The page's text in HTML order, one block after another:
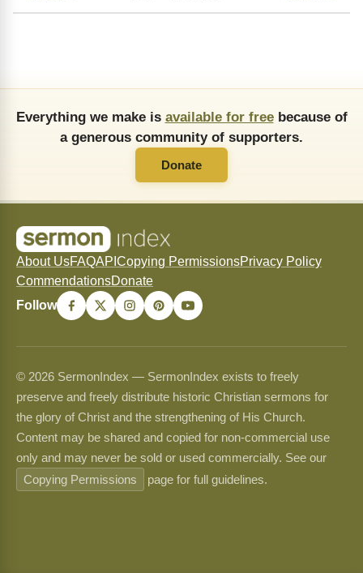
Everything we make is available for freebecause of
a generous community of supporters.
Donate
About UsFAQAPI Copying PermissionsPrivacy Policy
CommendationsDonate
Follow
© 2026 SermonIndex — SermonIndex exists to freely
preserve and freely distribute historic Christian sermons for
the glory of Christ and the strengthening of His Church.
Content may be shared and copied for non-commercial use
only and may never be sold or used commercially. See our
Copying Permissions
page for full guidelines.